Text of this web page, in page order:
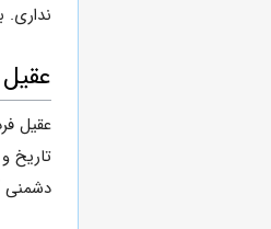
نداری.
عقیل
تاریخ و
دشمنی